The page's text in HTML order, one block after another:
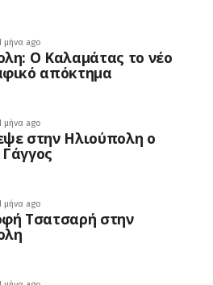
μήνα ago
Ο Καλαμάτας το νέο
απόκτημα
μήνα ago
στην Ηλιούπολη ο
μήνα ago
Τσατσαρή στην